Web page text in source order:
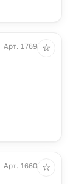
Арт. 17694.60
☆
Арт. 16608.30
☆